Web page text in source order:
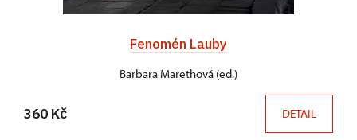
Fenomén Lauby
Barbara Marethová (ed.)
360 Kč DETAIL